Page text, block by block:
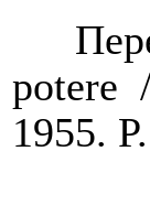
1955. P